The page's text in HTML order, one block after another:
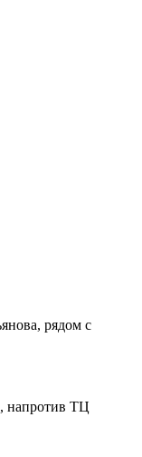
рядом с
напротив ТЦ